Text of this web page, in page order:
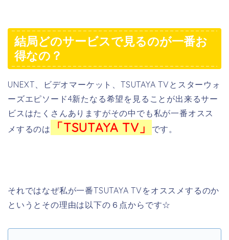
結局どのサービスで見るのが一番お
得なの？
UNEXT、ビデオマーケット、TSUTAYA TVとスターウォ
ーズエピソード4新たなる希望を見ることが出来るサー
ビスはたくさんありますがその中でも私が一番オスス
メするのは
「TSUTAYA TV」 です。
それではなぜ私が一番TSUTAYA TVをオススメするのか
というとその理由は以下の６点からです☆